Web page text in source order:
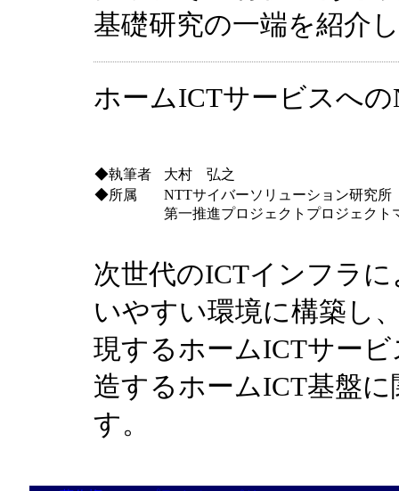
基礎研究の一端を紹介
ホームICTサービスへ
◆執筆者
大村 弘之
◆所属
NTTサイバーソリューション研究所
第一推進プロジェクトプロジェクト
次世代のICTインフラ
いやすい環境に構築し
現するホームICTサー
造するホームICT基盤
す。